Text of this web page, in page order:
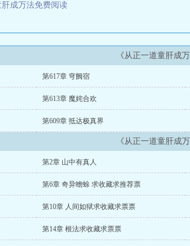
肝成万法免费阅读
《从正一道童肝成
第617章 穹阙宿
第613章 魔姹合欢
第609章 抵达极真界
《从正一道童肝成
第2章 山中有真人
第6章 奇异蟾蜍 求收藏求推荐票
第10章 人间如狱求收藏求票票
第14章 根法求收藏求票票